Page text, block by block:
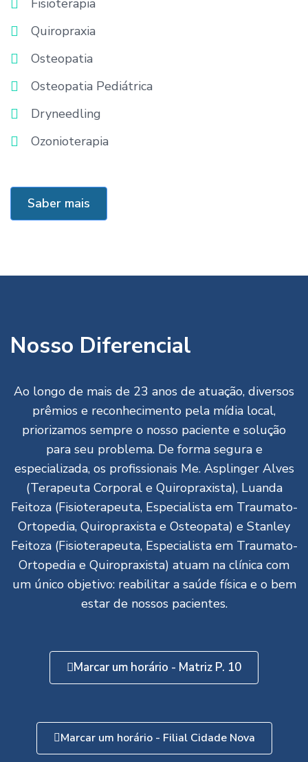
Fisioterapia
Quiropraxia
Osteopatia
Osteopatia Pediátrica
Dryneedling
Ozonioterapia
Saber mais
Nosso Diferencial
Ao longo de mais de 23 anos de atuação, diversos
prêmios e reconhecimento pela mídia local,
priorizamos sempre o nosso paciente e solução
para seu problema. De forma segura e
especializada, os profissionais Me. Asplinger Alves
(Terapeuta Corporal e Quiropraxista), Luanda
Feitoza (Fisioterapeuta, Especialista em Traumato-
Ortopedia, Quiropraxista e Osteopata) e Stanley
Feitoza (Fisioterapeuta, Especialista em Traumato-
Ortopedia e Quiropraxista) atuam na clínica com
um único objetivo: reabilitar a saúde física e o bem
estar de nossos pacientes.
Marcar um horário - Matriz P. 10
Marcar um horário - Filial Cidade Nova